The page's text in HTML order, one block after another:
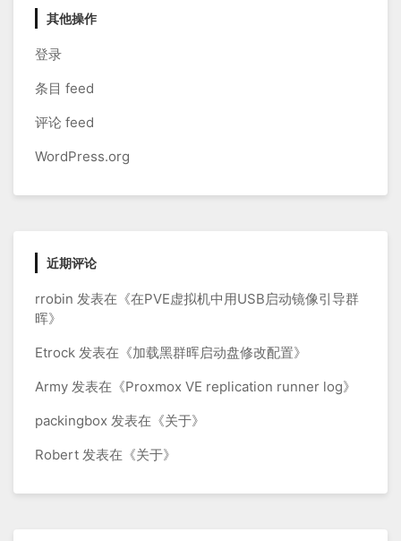
其他操作
登录
条目 feed
评论 feed
WordPress.org
近期评论
rrobin 发表在《在PVE虚拟机中用USB启动镜像引导群
晖》
Etrock 发表在《加载黑群晖启动盘修改配置》
Army 发表在《Proxmox VE replication runner log》
packingbox 发表在《关于》
Robert 发表在《关于》